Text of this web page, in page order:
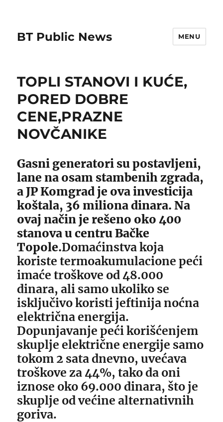
BT Public News MENU
TOPLI STANOVI I KUĆE,
PORED DOBRE
CENE,PRAZNE
NOVČANIKE
Gasni generatori su postavljeni,
lane na osam stambenih zgrada,
a JP Komgrad je ova investicija
koštala, 36 miliona dinara. Na
ovaj način je rešeno oko 400
stanova u centru Bačke
Topole.Domaćinstva koja
koriste termoakumulacione peći
imaće troškove od 48.000
dinara, ali samo ukoliko se
isključivo koristi jeftinija noćna
električna energija.
Dopunjavanje peći korišćenjem
skuplje električne energije samo
tokom 2 sata dnevno, uvećava
troškove za 44%, tako da oni
iznose oko 69.000 dinara, što je
skuplje od većine alternativnih
goriva.